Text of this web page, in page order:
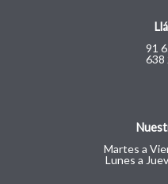
91
638
Martes a
Lunes a